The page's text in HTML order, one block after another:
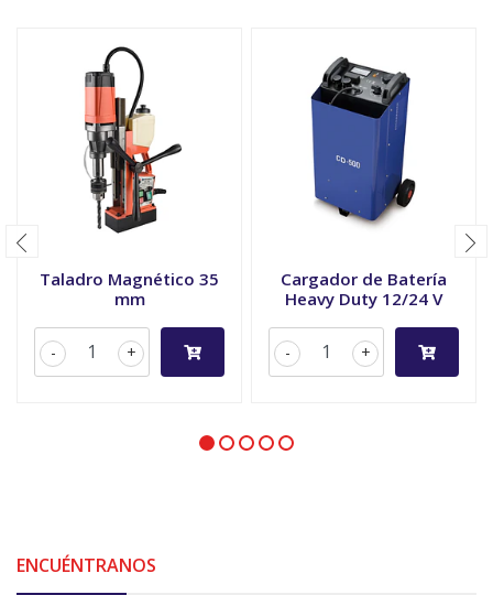
Taladro Magnético 35
mm
+
-
Cargador de Batería
Heavy Duty 12/24 V
+
-
ENCUÉNTRANOS